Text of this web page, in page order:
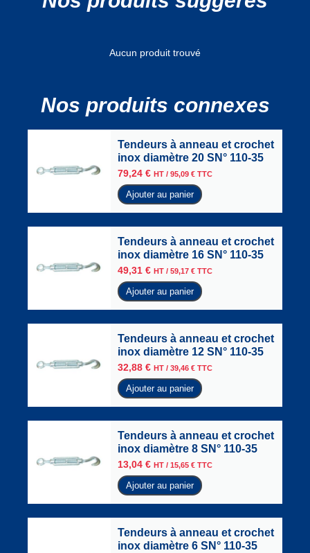
Aucun produit trouvé
Nos produits connexes
Tendeurs à anneau et crochet
inox diamètre 20 SN° 110-35
79,24 € HT / 95,09 € TTC
Ajouter au panier
Tendeurs à anneau et crochet
inox diamètre 16 SN° 110-35
49,31 € HT / 59,17 € TTC
Ajouter au panier
Tendeurs à anneau et crochet
inox diamètre 12 SN° 110-35
32,88 € HT / 39,46 € TTC
Ajouter au panier
Tendeurs à anneau et crochet
inox diamètre 8 SN° 110-35
13,04 € HT / 15,65 € TTC
Ajouter au panier
Tendeurs à anneau et crochet
inox diamètre 6 SN° 110-35